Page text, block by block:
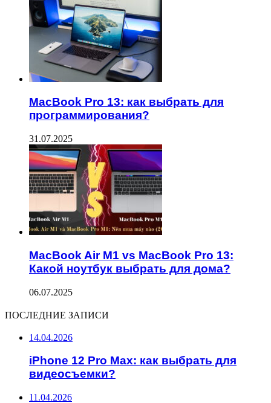
MacBook Pro 13: как выбрать для
программирования?
31.07.2025
MacBook Air M1 vs MacBook Pro 13:
Какой ноутбук выбрать для дома?
06.07.2025
ПОСЛЕДНИЕ ЗАПИСИ
14.04.2026
iPhone 12 Pro Max: как выбрать для
видеосъемки?
11.04.2026